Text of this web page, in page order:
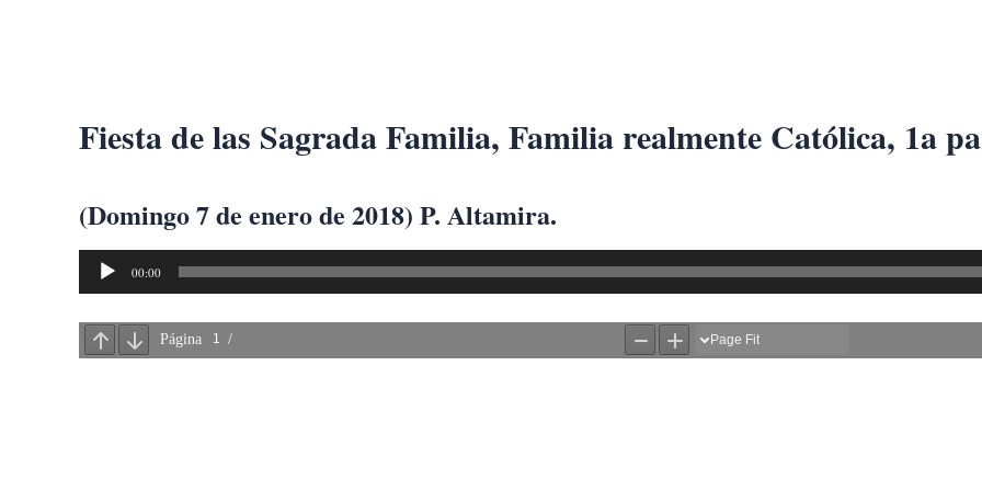
Fiesta de las Sagrada Familia, Familia realmente Católica, 1a
(Domingo 7 de enero de 2018) P. Altamira.
Reproductor
de
audio
00:00